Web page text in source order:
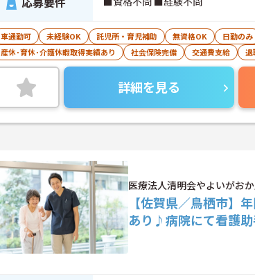
車通勤可 未経験OK 託児所・育児補助 無資格OK 日勤のみ
産休･育休･介護休暇取得実績あり
社会保険完備 交通費支給 退
詳細を見る
医療法人清明会やよいがお
【佐賀県／鳥栖市】
あり♪病院にて看護助